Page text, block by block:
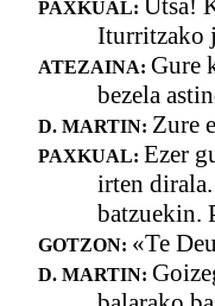
PAXKUAL: Utsa!
Iturritzako
ATEZAINA: Gure
bezela
D. MARTIN: Zure
PAXKUAL: Ezer
irten
batzuekin.
GOTZON: «Te
D. MARTIN: